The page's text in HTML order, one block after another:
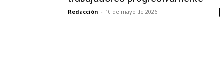
Redacción - 10 de mayo de 2026